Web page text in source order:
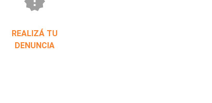
REALIZÁ TU
DENUNCIA